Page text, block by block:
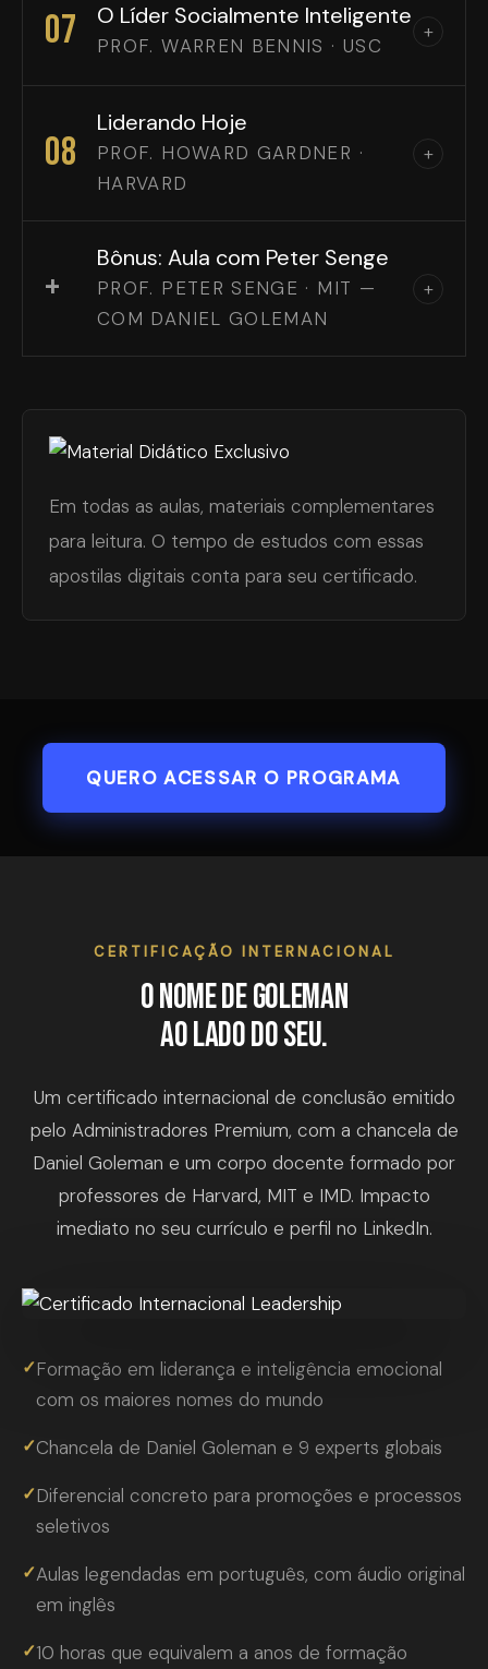
07 O Líder Socialmente Inteligente
PROF. WARREN BENNIS · USC
+
08
Liderando Hoje
PROF. HOWARD GARDNER ·
HARVARD
+
+
Bônus: Aula com Peter Senge
PROF. PETER SENGE · MIT —
COM DANIEL GOLEMAN
+
Em todas as aulas, materiais complementares
para leitura. O tempo de estudos com essas
apostilas digitais conta para seu certificado.
QUERO ACESSAR O PROGRAMA
CERTIFICAÇÃO INTERNACIONAL
O nome de Goleman
ao lado do seu.
Um certificado internacional de conclusão emitido
pelo Administradores Premium, com a chancela de
Daniel Goleman e um corpo docente formado por
professores de Harvard, MIT e IMD. Impacto
imediato no seu currículo e perfil no LinkedIn.
✓Formação em liderança e inteligência emocional
com os maiores nomes do mundo
✓Chancela de Daniel Goleman e 9 experts globais
✓Diferencial concreto para promoções e processos
seletivos
✓Aulas legendadas em português, com áudio original
em inglês
✓10 horas que equivalem a anos de formação